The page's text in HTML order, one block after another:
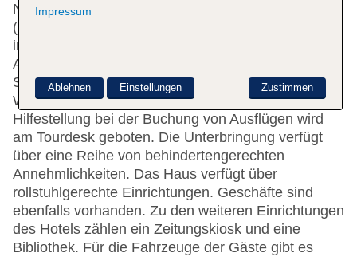
Nichtraucherzimmer. Mehrsprachiges Personal
(Englisch, Deutsch, Französisch) an der Rezeption
im Empfangsbereich steht zur Seite beim Ein- und
Auschecken. Eine Gepäckaufbewahrung und ein
Safe stehen als Serviceleistungen zur Verfügung.
WLAN ist in den öffentlichen Bereichen verfügbar.
Hilfestellung bei der Buchung von Ausflügen wird
am Tourdesk geboten. Die Unterbringung verfügt
über eine Reihe von behindertengerechten
Annehmlichkeiten. Das Haus verfügt über
rollstuhlgerechte Einrichtungen. Geschäfte sind
ebenfalls vorhanden. Zu den weiteren Einrichtungen
des Hotels zählen ein Zeitungskiosk und eine
Bibliothek. Für die Fahrzeuge der Gäste gibt es
Impressum
Zustimmen
Ablehnen Einstellungen